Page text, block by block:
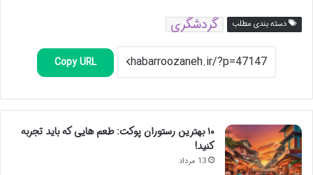
دسته بندی مطلب گردشگری
Copy URL
۱۰ بهترین رستوران پوکت: طعم هایی که باید تجربه
کنید!
13 مرداد